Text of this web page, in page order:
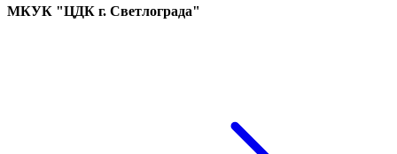
МКУК "ЦДК г. Светлограда"